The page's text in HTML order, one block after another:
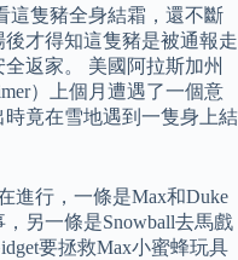
這隻豬全身結霜，還不斷
才得知這隻豬是被通報走
返家。 美國阿拉斯加州
）上個月遭遇了一個意
竟在雪地遇到一隻身上結
進行，一條是Max和Duke
另一條是Snowball去馬戲
要拯救Max小蜜蜂玩具